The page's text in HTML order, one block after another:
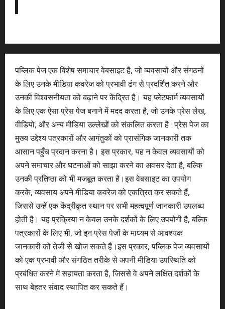
पब्लिक पेज एक विशेष समाचार वेबसाइट है, जो व्यवसायों और संगठनों
के लिए उनके मीडिया कवरेज को प्रभावी ढंग से प्रदर्शित करने और
उनकी विश्वसनीयता को बढ़ाने पर केंद्रित है। यह प्लेटफार्म व्यवसायों
के लिए एक ऐसा प्रेस पेज बनाने में मदद करता है, जो उनके प्रेस लेख,
वीडियो, और अन्य मीडिया उल्लेखों को संकलित करता है।प्रेस पेज का
मुख्य उद्देश्य पत्रकारों और आगंतुकों को प्रासंगिक जानकारी तक
आसान पहुँच प्रदान करना है। इस प्रकार, यह न केवल व्यवसायों को
अपने समाचार और घटनाओं को साझा करने का अवसर देता है, बल्कि
उनकी प्रतिष्ठा को भी मजबूत करता है।इस वेबसाइट का उपयोग
करके, व्यवसाय अपने मीडिया कवरेज को एकत्रित कर सकते हैं,
जिससे उन्हें एक केंद्रीकृत स्थान पर सभी महत्वपूर्ण जानकारी उपलब्ध
होती है। यह प्रक्रिया न केवल उनके दर्शकों के लिए उपयोगी है, बल्कि
पत्रकारों के लिए भी, जो इन प्रेस पेजों के माध्यम से आवश्यक
जानकारी को तेजी से खोज सकते हैं।इस प्रकार, पब्लिक पेज व्यवसायों
को एक प्रभावी और संगठित तरीके से अपनी मीडिया उपस्थिति को
प्रबंधित करने में सहायता करता है, जिससे वे अपने लक्षित दर्शकों के
साथ बेहतर संवाद स्थापित कर सकते हैं।